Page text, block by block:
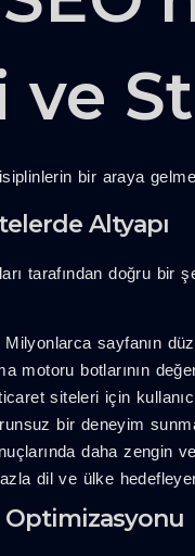
ve
bir araya
Altyapı
tarafından doğru bir
Milyonlarca sayfanın
motoru botlarının
siteleri için
bir deneyim
daha zengin
dil ve ülke
Optimizasyonu